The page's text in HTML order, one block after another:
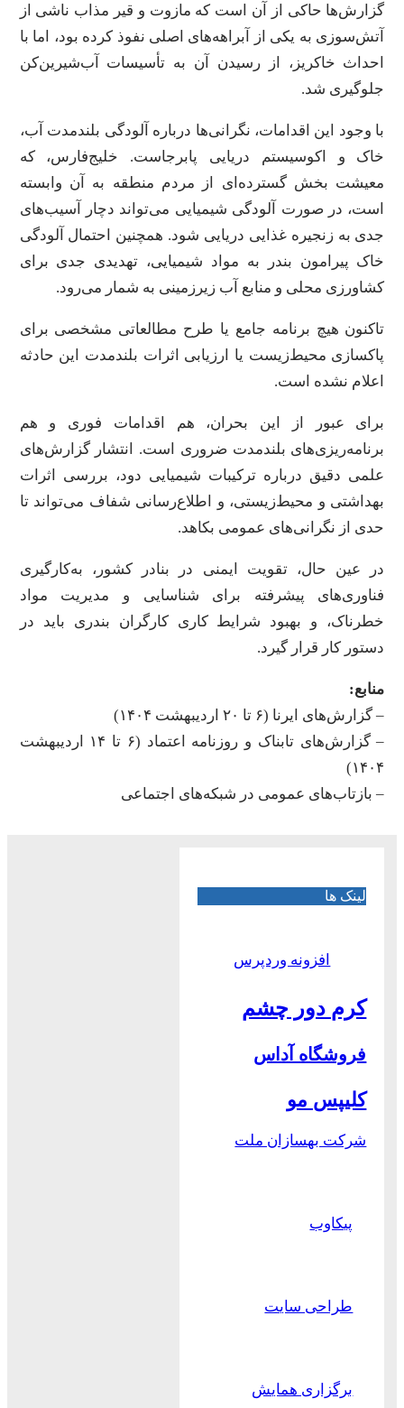
گزارش‌ها حاکی از آن است که مازوت و قیر مذاب ناشی از
آتش‌سوزی به یکی از آبراهه‌های اصلی نفوذ کرده بود، اما با
احداث خاکریز، از رسیدن آن به تأسیسات آب‌شیرین‌کن
جلوگیری شد.
با وجود این اقدامات، نگرانی‌ها درباره آلودگی بلندمدت آب،
خاک و اکوسیستم دریایی پابرجاست. خلیج‌فارس، که
معیشت بخش گسترده‌ای از مردم منطقه به آن وابسته
است، در صورت آلودگی شیمیایی می‌تواند دچار آسیب‌های
جدی به زنجیره غذایی دریایی شود. همچنین احتمال آلودگی
خاک پیرامون بندر به مواد شیمیایی، تهدیدی جدی برای
کشاورزی محلی و منابع آب زیرزمینی به شمار می‌رود.
تاکنون هیچ برنامه جامع یا طرح مطالعاتی مشخصی برای
پاکسازی محیط‌زیست یا ارزیابی اثرات بلندمدت این حادثه
اعلام نشده است.
برای عبور از این بحران، هم اقدامات فوری و هم
برنامه‌ریزی‌های بلندمدت ضروری است. انتشار گزارش‌های
علمی دقیق درباره ترکیبات شیمیایی دود، بررسی اثرات
بهداشتی و محیط‌زیستی، و اطلاع‌رسانی شفاف می‌تواند تا
حدی از نگرانی‌های عمومی بکاهد.
در عین حال، تقویت ایمنی در بنادر کشور، به‌کارگیری
فناوری‌های پیشرفته برای شناسایی و مدیریت مواد
خطرناک، و بهبود شرایط کاری کارگران بندری باید در
دستور کار قرار گیرد.
منابع:
– گزارش‌های ایرنا (۶ تا ۲۰ اردیبهشت ۱۴۰۴)
– گزارش‌های تابناک و روزنامه اعتماد (۶ تا ۱۴ اردیبهشت
۱۴۰۴)
– بازتاب‌های عمومی در شبکه‌های اجتماعی
لینک ها
افزونه وردپرس
کرم دور چشم
فروشگاه آداس
کلیپس مو
شرکت بهسازان ملت
پیکاوب
طراحی سایت
برگزاری همایش